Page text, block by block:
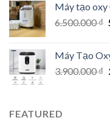
Máy tạo oxy
6.500.000₫
Máy Tạo
3.900.000₫
FEATURED